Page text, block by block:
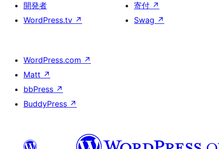
開発者
WordPress.tv ↗
寄付 ↗
Swag ↗
WordPress.com ↗
Matt ↗
bbPress ↗
BuddyPress ↗